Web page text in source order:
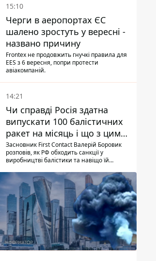
15:10
Черги в аеропортах ЄС
шалено зростуть у вересні -
названо причину
Frontex не продовжить гнучкі правила для
EES з 6 вересня, попри протести
авіакомпаній.
14:21
Чи справді Росія здатна
випускати 100 балістичних
ракет на місяць і що з цим
робити
Засновник First Contact Валерій Боровик
розповів, як РФ обходить санкції у
виробництві балістики та навіщо їй